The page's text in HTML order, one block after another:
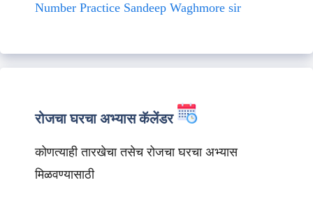
Number Practice Sandeep Waghmore sir
रोजचा घरचा अभ्यास कॅलेंडर
कोणत्याही तारखेचा तसेच रोजचा घरचा अभ्यास
मिळवण्यासाठी